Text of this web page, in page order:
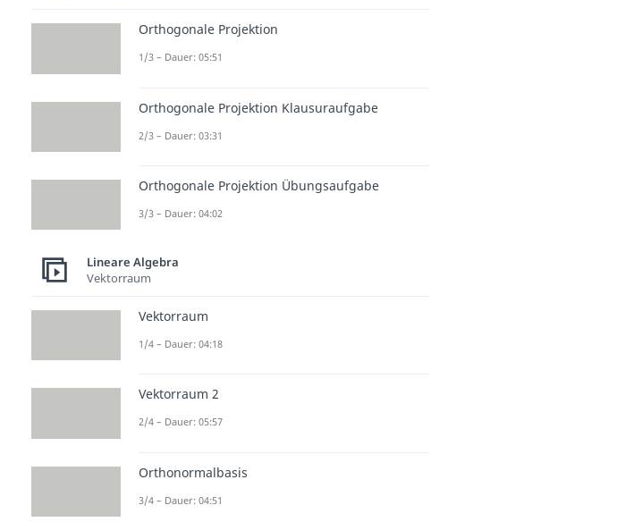
Orthogonale Projektion
1/3 – Dauer: 05:51
Orthogonale Projektion Klausuraufgabe
2/3 – Dauer: 03:31
Orthogonale Projektion Übungsaufgabe
3/3 – Dauer: 04:02
Lineare Algebra
Vektorraum
Vektorraum
1/4 – Dauer: 04:18
Vektorraum 2
2/4 – Dauer: 05:57
Orthonormalbasis
3/4 – Dauer: 04:51